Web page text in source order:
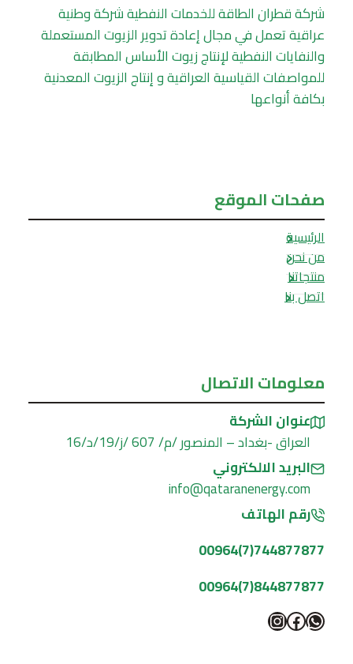
شركة قطران الطاقة للخدمات النفطية شركة وطنية
عراقية تعمل في مجال إعادة تدوير الزيوت المستعملة
والنفايات النفطية لإنتاج زيوت الأساس المطابقة
للمواصفات القياسية العراقية و إنتاج الزيوت المعدنية
بكافة أنواعها
صفحات الموقع
الرئيسية
من نحن
منتجاتنا
اتصل بنا
معلومات الاتصال
عنوان الشركة
العراق -بغداد – المنصور /م/ 607 /ز/19/د/16
البريد الالكتروني
info@qataranenergy.com
رقم الهاتف
744877877(7)00964
844877877(7)00964
واتساب
فيسبوك
إنستجرام